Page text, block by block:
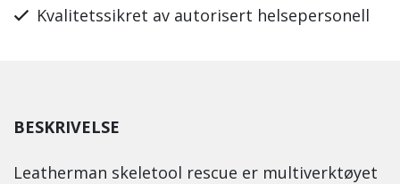
Kvalitetssikret av autorisert helsepersonell
BESKRIVELSE
Leatherman skeletool rescue er multiverktøyet